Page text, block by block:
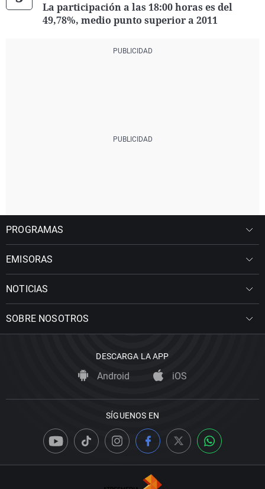
La participación a las 18:00 horas es del
49,78%, medio punto superior a 2011
PROGRAMAS
EMISORAS
NOTICIAS
SOBRE NOSOTROS
DESCARGA LA APP
Android iOS
SÍGUENOS EN